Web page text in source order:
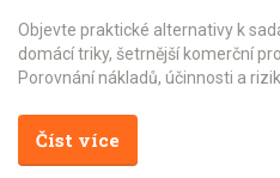
Objevte praktické alternativy k
domácí triky, šetrnější komerční
Porovnání nákladů, účinnosti a rizik.
Číst více